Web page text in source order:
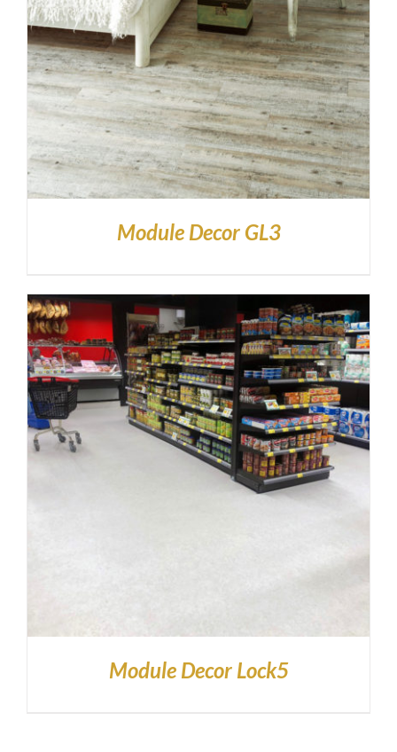
Module Decor GL3
Module Decor Lock5